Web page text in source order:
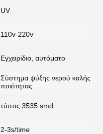
UV
110v-220v
Εγχειρίδιο, αυτόματο
Σύστημα ψύξης νερού καλής
ποιότητας
τύπος 3535 smd
2-3s/time